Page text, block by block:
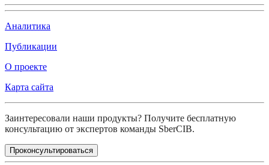
Аналитика
Публикации
О проекте
Карта сайта
Заинтересовали наши продукты? Получите бесплатную
консультацию от экспертов команды SberCIB.
Проконсультироваться